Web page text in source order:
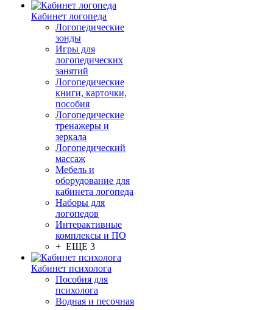
Кабинет логопеда
Логопедические
зонды
Игры для
логопедических
занятий
Логопедические
книги, карточки,
пособия
Логопедические
тренажеры и
зеркала
Логопедический
массаж
Мебель и
оборудование для
кабинета логопеда
Наборы для
логопедов
Интерактивные
комплексы и ПО
+ ЕЩЕ 3
Кабинет психолога
Пособия для
психолога
Водная и песочная